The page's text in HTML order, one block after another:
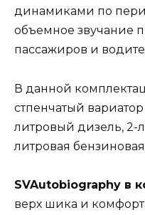
динамиками по
объемное звучание
пассажиров и
В данной
стпенчатый
литровый дизель, 2-
литровая
SVAutobiography в
верх шика и